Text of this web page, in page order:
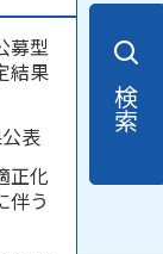
募型
結果
表
正化
伴う
検索